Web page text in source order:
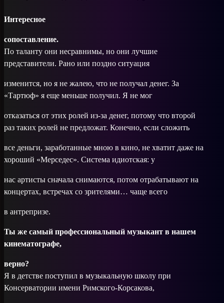
Интересное
сопоставление.
По таланту они несравнимы, но они лучшие
представители. Рано или поздно ситуация
изменится, но я не жалею, что не получал денег. За
«Тартюф» я еще меньше получил. Я не мог
отказаться от этих ролей из-за денег, потому что второй
раз таких ролей не предложат. Конечно, если сложить
все деньги, заработанные мною в кино, не хватит даже на
хороший «Мерседес». Система идиотская: у
нас артисты сначала снимаются, потом отрабатывают на
концертах, встречах со зрителями… чаще всего
в антрепризе.
Ты же самый профессиональный музыкант в нашем
кинематографе,
верно?
Я в детстве поступил в музыкальную школу при
Консерватории имени Римского-Корсакова,